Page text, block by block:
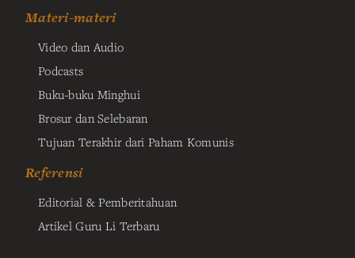
Materi-materi
Video dan Audio
Podcasts
Buku-buku Minghui
Brosur dan Selebaran
Tujuan Terakhir dari Paham Komunis
Referensi
Editorial & Pemberitahuan
Artikel Guru Li Terbaru